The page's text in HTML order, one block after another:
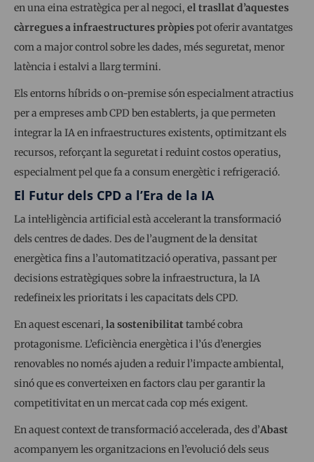
en una eina estratègica per al negoci, el trasllat d’aquestes
càrregues a infraestructures pròpiespot oferir avantatges
com a major control sobre les dades, més seguretat, menor
latència i estalvi a llarg termini.
Els entorns híbrids o on-premise són especialment atractius
per a empreses amb CPD ben establerts, ja que permeten
integrar la IA en infraestructures existents, optimitzant els
recursos, reforçant la seguretat i reduint costos operatius,
especialment pel que fa a consum energètic i refrigeració.
El Futur dels CPD a l’Era de la IA
La intel·ligència artificial està accelerant la transformació
dels centres de dades. Des de l’augment de la densitat
energètica fins a l’automatització operativa, passant per
decisions estratègiques sobre la infraestructura, la IA
redefineix les prioritats i les capacitats dels CPD.
En aquest escenari, la sostenibilitat també cobra
protagonisme. L’eficiència energètica i l’ús d’energies
renovables no només ajuden a reduir l’impacte ambiental,
sinó que es converteixen en factors clau per garantir la
competitivitat en un mercat cada cop més exigent.
En aquest context de transformació accelerada, des d’Abast
acompanyem les organitzacions en l’evolució dels seus